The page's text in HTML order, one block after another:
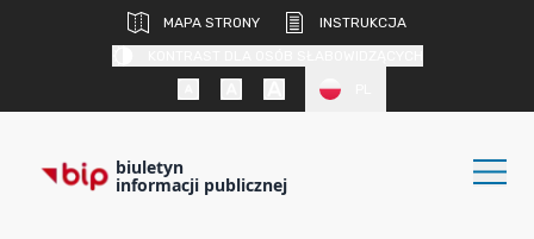
MAPA STRONY
INSTRUKCJA
biuletyn
informacji publicznej